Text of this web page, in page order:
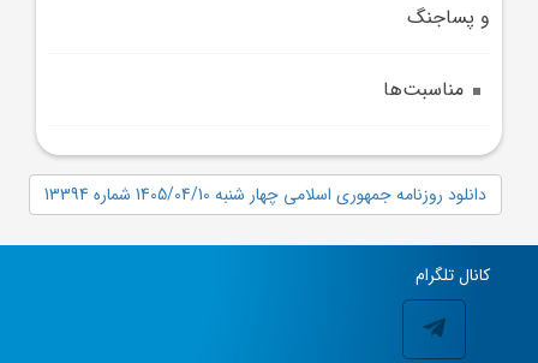
و پساجنگ
مناسبت‌ها
دانلود روزنامه جمهوری اسلامی چهار شنبه 1405/04/10 شماره 13394
کانال تلگرام